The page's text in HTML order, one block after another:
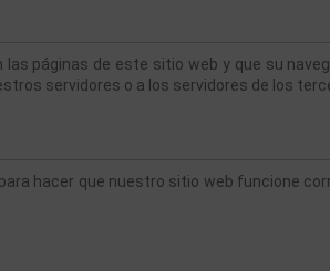
páginas de este sitio web y que su
servidores o a los servidores de los
hacer que nuestro sitio web funcione